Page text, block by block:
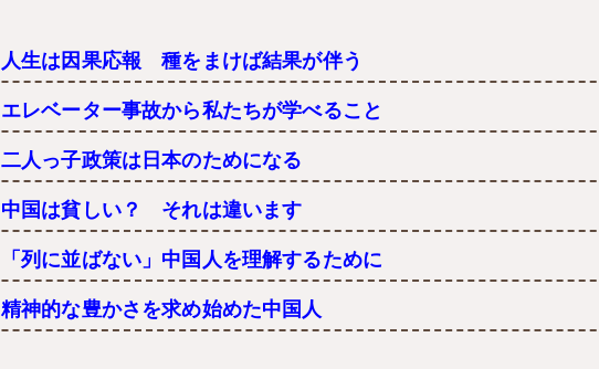
人生は因果応報 種をまけば結果が伴う
エレベーター事故から私たちが学べること
二人っ子政策は日本のためになる
中国は貧しい？ それは違います
「列に並ばない」中国人を理解するために
精神的な豊かさを求め始めた中国人